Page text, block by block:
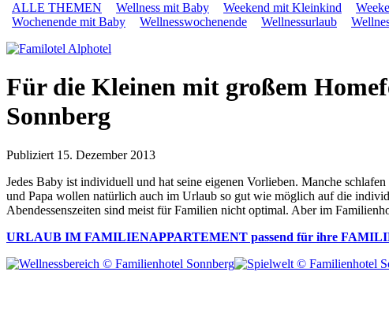
ALLE THEMEN
Wellness mit Baby Weekend mit Kleinkind
Wochenende mit Baby
Wellnesswochenende Wellnessurlaub
Für die Kleinen mit großem
Sonnberg
Publiziert 15. Dezember 2013
Jedes Baby ist individuell und hat seine eigenen Vorlieben. Manche
und Papa wollen natürlich auch im Urlaub so gut wie möglich auf die
Abendessenszeiten sind meist für Familien nicht optimal. Aber im
URLAUB IM FAMILIENAPPARTEMENT passend für ihre